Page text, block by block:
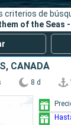
criterios de
of the Seas
CANADÁ
8 d